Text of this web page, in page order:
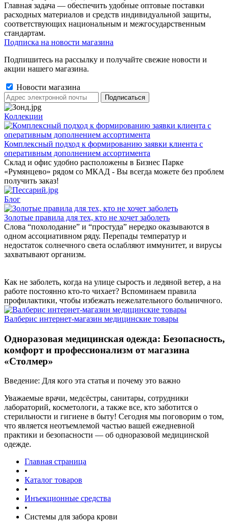
Главная задача — обеспечить удобные оптовые поставки
расходных материалов и средств индивидуальной защиты,
соответствующих национальным и межгосударственным
стандартам.
Подписка на новости магазина
Подпишитесь на рассылку и получайте свежие новости и
акции нашего магазина.
Новости магазина
Коллекции
Комплексный подход к формированию заявки клиента с
оперативным дополнением ассортимента
Склад и офис удобно расположены в Бизнес Парке
«Румянцево» рядом со МКАД - Вы всегда можете без проблем
получить заказ!
Блог
Золотые правила для тех, кто не хочет заболеть
Слова “похолодание” и “простуда” нередко оказываются в
одном ассоциативном ряду. Перепады температур и
недостаток солнечного света ослабляют иммунитет, и вирусы
захватывают организм.
Как не заболеть, когда на улице сырость и ледяной ветер, а на
работе постоянно кто-то чихает? Вспоминаем правила
профилактики, чтобы избежать нежелательного больничного.
Валберис интернет-магазин медицинские товары
Одноразовая медицинская одежда: Безопасность,
комфорт и профессионализм от магазина
«Столмер»
Введение: Для кого эта статья и почему это важно
Уважаемые врачи, медсёстры, санитары, сотрудники
лабораторий, косметологи, а также все, кто заботится о
стерильности и гигиене в быту! Сегодня мы поговорим о том,
что является неотъемлемой частью вашей ежедневной
практики и безопасности — об одноразовой медицинской
одежде.
Главная страница
•
Каталог товаров
•
Инъекционные средства
•
Системы для забора крови